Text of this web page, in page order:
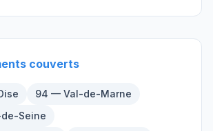
couverts
94 — Val-de-Marne
Seine